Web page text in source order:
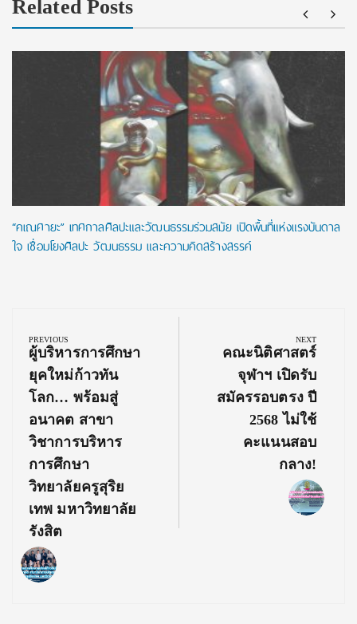
Related Posts
“คเณศายะ” เทศกาลศิลปะและวัฒนธรรมร่วมสมัย เปิดพื้นที่แห่งแรงบันดาล
ใจ เชื่อมโยงศิลปะ วัฒนธรรม และความคิดสร้างสรรค์
navigation
PREVIOUS
Previous
Post:
ผู้บริหารการศึกษา
ยุคใหม่ก้าวทัน
โลก… พร้อมสู่
อนาคต สาขา
วิชาการบริหาร
การศึกษา
วิทยาลัยครูสุริย
เทพ มหาวิทยาลัย
รังสิต
NEXT
Next
Post:
คณะนิติศาสตร์
จุฬาฯ เปิดรับ
สมัครรอบตรง ปี
2568 ไม่ใช้
คะแนนสอบ
กลาง!